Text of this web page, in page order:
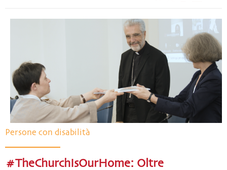
Persone con disabilità
#TheChurchIsOurHome: Oltre